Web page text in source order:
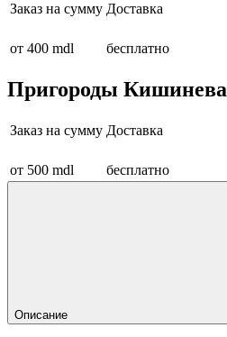
Заказ на сумму Доставка
от 400 mdl бесплатно
Пригороды Кишинева
Заказ на сумму Доставка
от 500 mdl бесплатно
Описание